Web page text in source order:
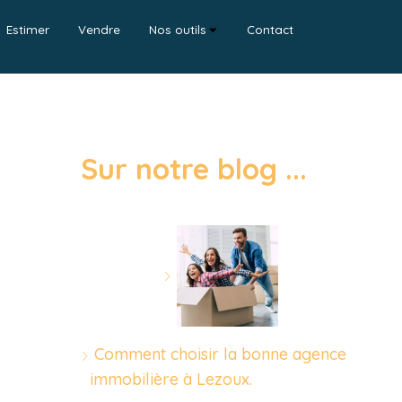
Estimer Vendre Nos outils Contact
Sur notre blog ...
Comment choisir la bonne agence
immobilière à Lezoux.